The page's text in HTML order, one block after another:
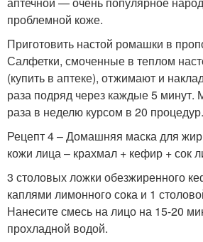
проблемной коже.
Приготовить настой ромашки в
Салфетки, смоченные в теплом
(купить в аптеке), отжимают и
раза подряд через каждые 5 минут.
раза в неделю курсом в 20 процедур.
Рецепт 4 – Домашняя маска для
кожи лица – крахмал + кефир + сок
3 столовых ложки обезжиренного
каплями лимонного сока и 1
Нанесите смесь на лицо на 15-20
прохладной водой.